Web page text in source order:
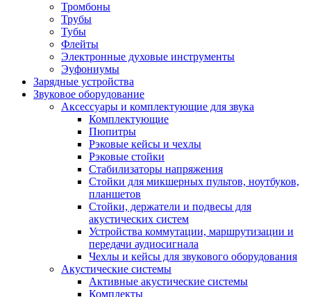
Тромбоны
Трубы
Тубы
Флейты
Электронные духовые инструменты
Эуфониумы
Зарядные устройства
Звуковое оборудование
Аксессуары и комплектующие для звука
Комплектующие
Пюпитры
Рэковые кейсы и чехлы
Рэковые стойки
Стабилизаторы напряжения
Стойки для микшерных пультов, ноутбуков,
планшетов
Стойки, держатели и подвесы для
акустических систем
Устройства коммутации, маршрутизации и
передачи аудиосигнала
Чехлы и кейсы для звукового оборудования
Акустические системы
Активные акустические системы
Комплекты